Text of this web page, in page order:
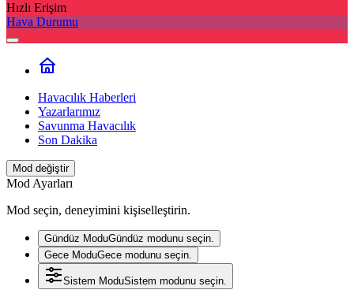
Hızlı Erişim
Hava Durumu
Havacılık Haberleri
Yazarlarımız
Savunma Havacılık
Son Dakika
Mod değiştir
Mod Ayarları
Mod seçin, deneyimini kişiselleştirin.
Gündüz ModuGündüz modunu seçin.
Gece ModuGece modunu seçin.
Sistem ModuSistem modunu seçin.